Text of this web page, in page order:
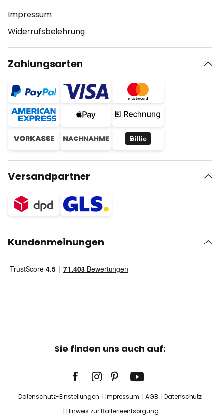
Impressum
Widerrufsbelehrung
Zahlungsarten
Versandpartner
Kundenmeinungen
Sie finden uns auch auf:
Datenschutz-Einstellungen Impressum AGB
Datenschutz
Hinweis zur Batterieentsorgung